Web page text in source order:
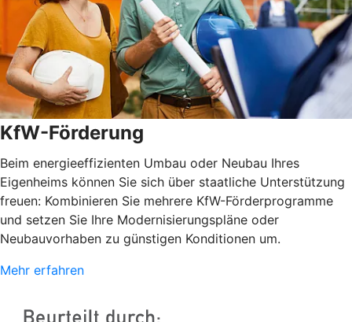
KfW-Förderung
Beim energieeffizienten Umbau oder Neubau Ihres
Eigenheims können Sie sich über staatliche Unterstützung
freuen: Kombinieren Sie mehrere KfW-Förderprogramme
und setzen Sie Ihre Modernisierungspläne oder
Neubauvorhaben zu günstigen Konditionen um.
Mehr erfahren